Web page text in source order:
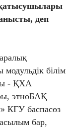
, деп
білім
- ҚХА
этноБАҚ
КГУ баспасөз
бар,